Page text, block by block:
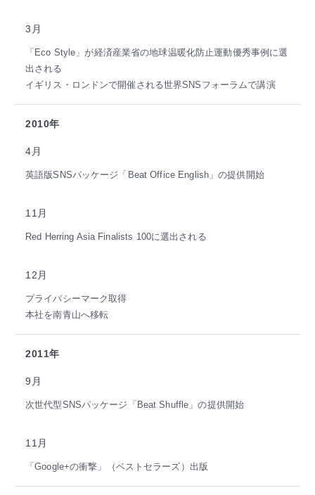
3月
「Eco Style」が経済産業省の地球温暖化防止運動優秀事例に選
出される
イギリス・ロンドンで開催される世界SNSフォーラムで講演
2010年
4月
英語版SNSパッケージ「Beat Office English」の提供開始
11月
Red Herring Asia Finalists 100に選出される
12月
プライバシーマーク取得
本社を南青山へ移転
2011年
9月
次世代型SNSパッケージ「Beat Shuffle」の提供開始
11月
「Google+の衝撃」（ベストセラーズ）出版